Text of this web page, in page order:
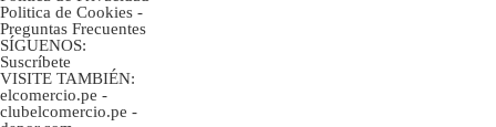
Politica de Cookies -
Preguntas Frecuentes
SÍGUENOS:
Suscríbete
VISITE TAMBIÉN:
elcomercio.pe -
clubelcomercio.pe -